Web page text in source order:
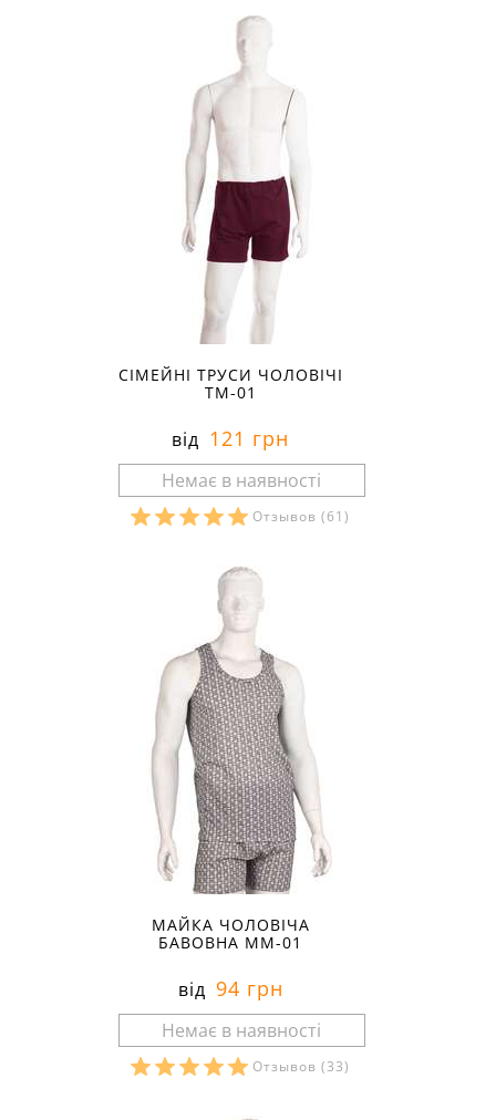
СІМЕЙНІ ТРУСИ ЧОЛОВІЧІ
ТМ-01
від 121 грн
Отзывов (61)
МАЙКА ЧОЛОВІЧА
БАВОВНА ММ-01
від 94 грн
Отзывов (33)